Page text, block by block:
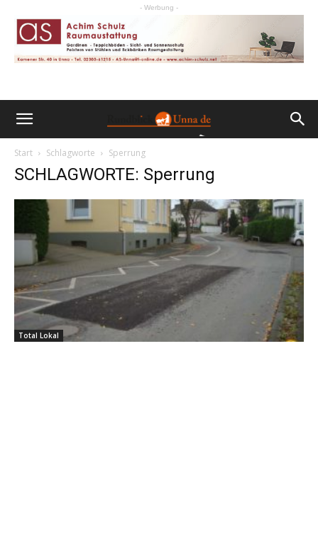
- Werbung -
Start Schlagworte Sperrung
SCHLAGWORTE: Sperrung
Total Lokal